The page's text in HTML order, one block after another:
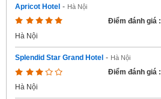
Apricot Hotel - Hà Nội
Điểm đánh giá :
Hà Nội
Splendid Star Grand Hotel - Hà Nội
Điểm đánh giá :
Hà Nội